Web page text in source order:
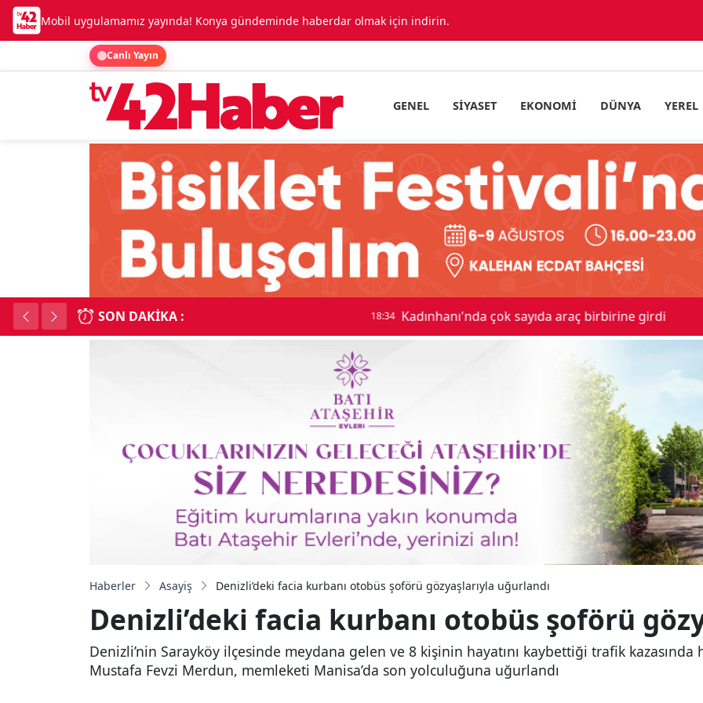
Mobil uygulamamız yayında! Konya gündeminde haberdar olmak için indirin.
Canlı Yayın
GENEL SIYASET EKONOMI DÜNYA YEREL
SON DAKIKA : Kadınhanı'nda çok sayıda araç birbirine girdi
Haberler Asayiş Denizli’deki facia kurbanı otobüs şoförü gözyaşlarıyla uğurlandı
Denizli’deki facia kurbanı otobüs şoförü
Denizli’nin Sarayköy ilçesinde meydana gelen ve 8 kişinin hayatını kaybettiği trafik kazasında
Mustafa Fevzi Merdun, memleketi Manisa’da son yolculuğuna uğurlandı